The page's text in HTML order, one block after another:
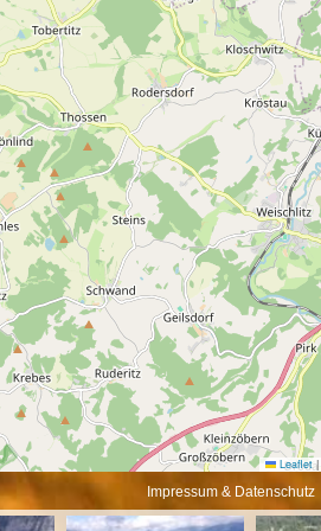
Leaflet |
Impressum & Datenschutz